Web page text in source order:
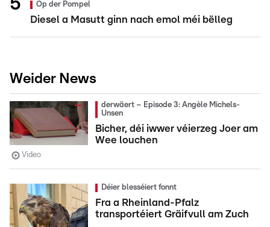
Op der Pompel
Diesel a Masutt ginn nach emol méi bëlleg
Weider News
derwäert – Episode 3: Angèle Michels-
Unsen
Bicher, déi iwwer véierzeg Joer am
Wee louchen
Video
Déier blesséiert fonnt
Fra a Rheinland-Pfalz
transportéiert Gräifvull am Zuch